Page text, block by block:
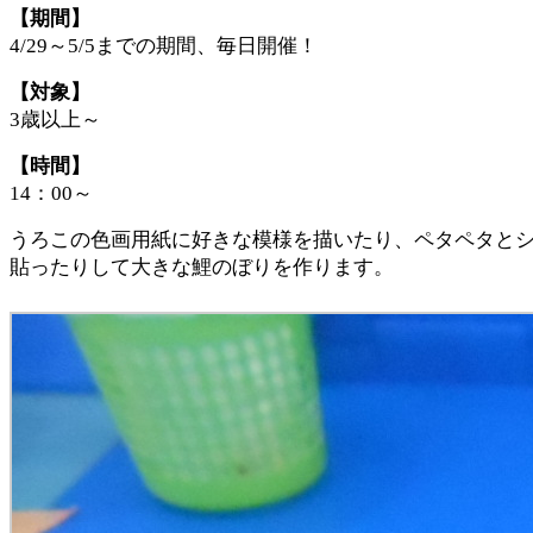
【期間】
4/29～5/5までの期間、毎日開催！
【対象】
3歳以上～
【時間】
14：00～
うろこの色画用紙に好きな模様を描いたり、ペタペタと
貼ったりして大きな鯉のぼりを作ります。